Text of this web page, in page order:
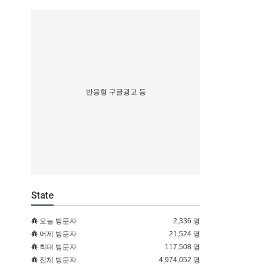
반응형 구글광고 등
State
오늘 방문자
2,336 명
어제 방문자
21,524 명
최대 방문자
117,508 명
전체 방문자
4,974,052 명